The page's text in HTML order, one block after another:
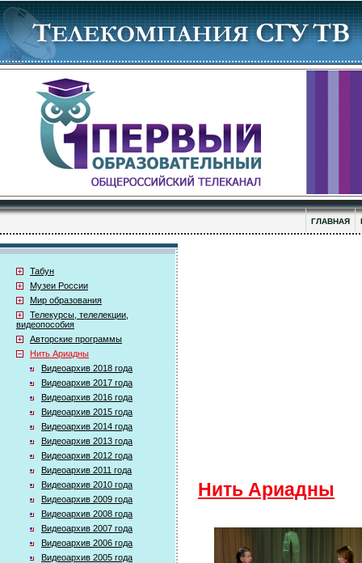
ГЛАВНАЯ
Табун
Музеи России
Мир образования
Телекурсы, телелекции,
видеопособия
Авторские программы
Нить Ариадны
Видеоархив 2018 года
Видеоархив 2017 года
Видеоархив 2016 года
Видеоархив 2015 года
Видеоархив 2014 года
Видеоархив 2013 года
Видеоархив 2012 года
Видеоархив 2011 года
Видеоархив 2010 года
Видеоархив 2009 года
Видеоархив 2008 года
Видеоархив 2007 года
Видеоархив 2006 года
Видеоархив 2005 года
Нить Ариадны